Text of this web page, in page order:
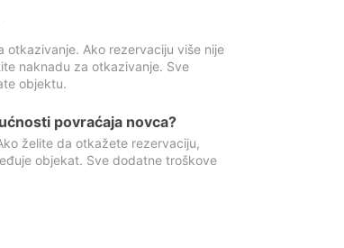
Ako rezervaciju više nije
naknadu za otkazivanje. Sve
objektu.
povraćaja novca?
želite da otkažete rezervaciju,
objekat. Sve dodatne troškove